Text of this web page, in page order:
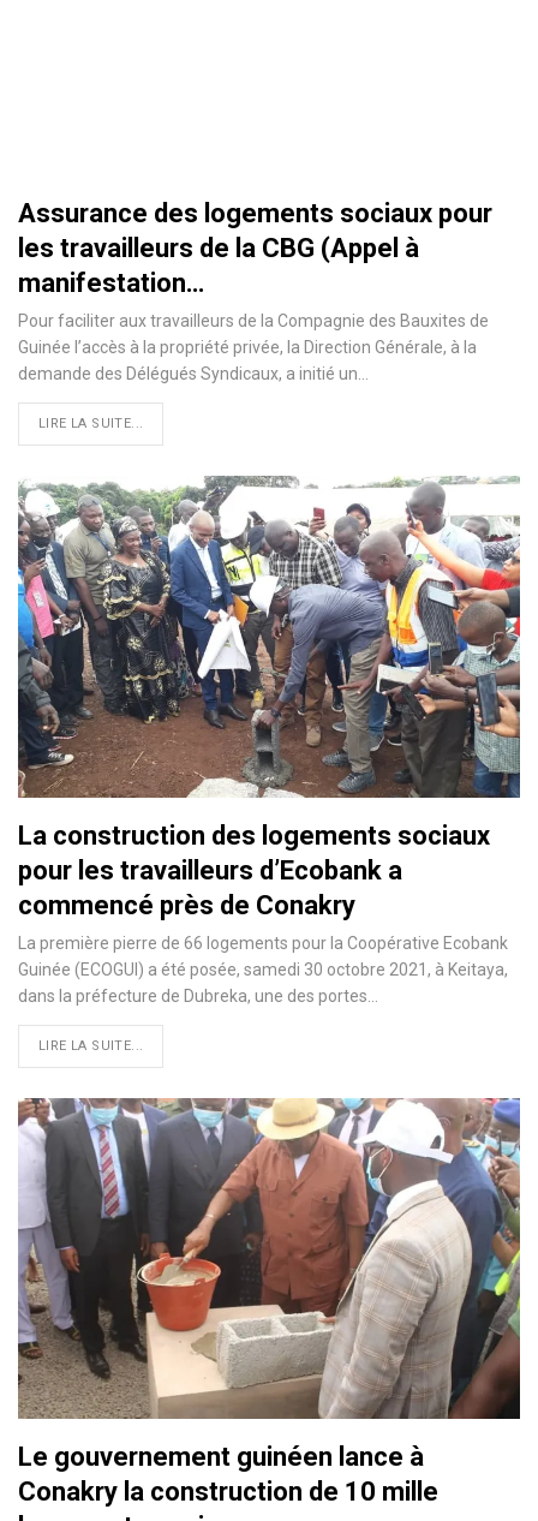
Assurance des logements sociaux pour
les travailleurs de la CBG (Appel à
manifestation…
Pour faciliter aux travailleurs de la Compagnie des Bauxites de
Guinée l’accès à la propriété privée, la Direction Générale, à la
demande des Délégués Syndicaux, a initié un…
LIRE LA SUITE...
La construction des logements sociaux
pour les travailleurs d’Ecobank a
commencé près de Conakry
La première pierre de 66 logements pour la Coopérative Ecobank
Guinée (ECOGUI) a été posée, samedi 30 octobre 2021, à Keitaya,
dans la préfecture de Dubreka, une des portes…
LIRE LA SUITE...
Le gouvernement guinéen lance à
Conakry la construction de 10 mille